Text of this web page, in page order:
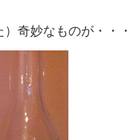
奇妙なものが・・・